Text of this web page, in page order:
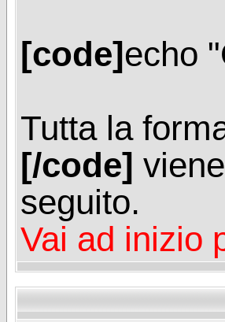
[code]echo
Tutta la
[/code]
seguito.
Vai ad inizio